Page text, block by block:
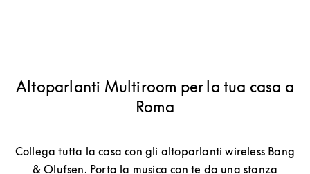
Altoparlanti Multiroom per la tua casa a
Roma
Collega tutta la casa con gli altoparlanti wireless Bang
& Olufsen. Porta la musica con te da una stanza